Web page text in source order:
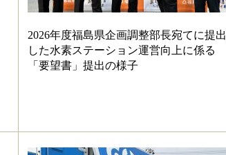
2026年度福島県企画調整部長宛てに提出
した水素ステーション運営向上に係る
「要望書」提出の様子